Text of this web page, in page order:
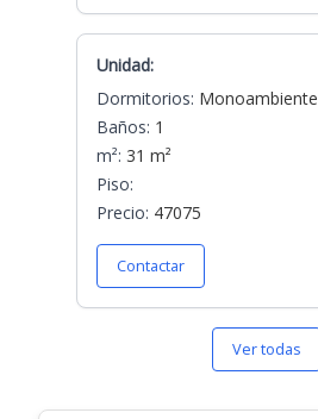
Unidad:
Dormitorios: Monoambiente
Baños: 1
m²: 31 m²
Piso:
Precio: 47075
Contactar
Ver todas